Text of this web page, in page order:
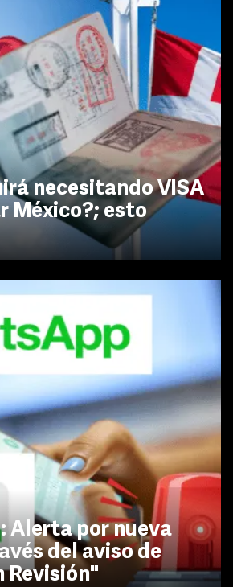
necesitando VISA
México?; esto
Alerta por nueva
del aviso de
Revisión"